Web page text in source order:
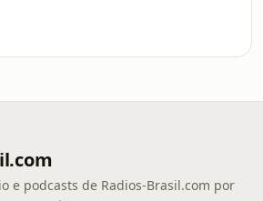
e podcasts de Radios-Brasil.com por